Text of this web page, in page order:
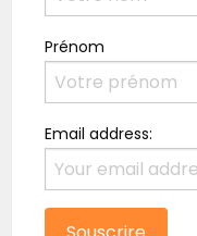
Prénom
Email address: